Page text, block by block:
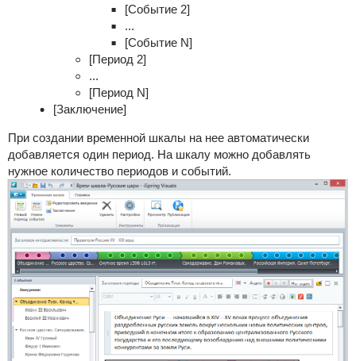
[Событие 2]
...
[Событие N]
[Период 2]
...
[Период N]
[Заключение]
При создании временной шкалы на нее автоматически
добавляется один период. На шкалу можно добавлять
нужное количество периодов и событий.